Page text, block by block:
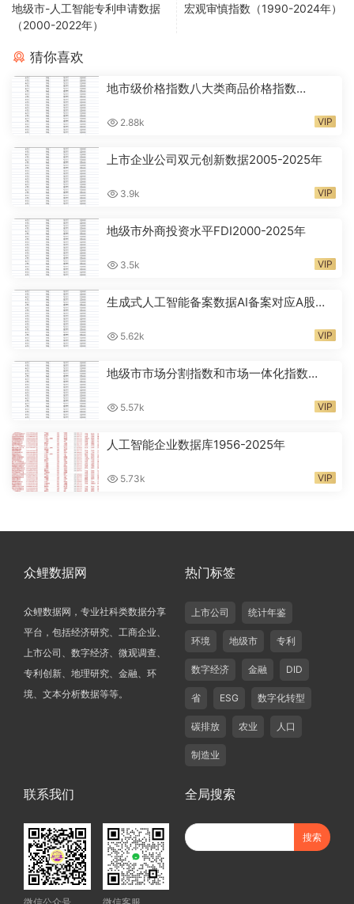
地级市-人工智能专利申请数据
（2000-2022年）
宏观审慎指数（1990-2024年）
猜你喜欢
地市级价格指数八大类商品价格指数
2.88k VIP
上市企业公司双元创新数据2005-2025年
3.9k VIP
地级市外商投资水平FDI2000-2025年
3.5k VIP
生成式人工智能备案数据AI备案对应A股代
5.62k VIP
地级市市场分割指数和市场一体化指数
5.57k VIP
人工智能企业数据库1956-2025年
5.73k VIP
众鲤数据网
众鲤数据网，专业社科类数据分享
平台，包括经济研究、工商企业、
上市公司、数字经济、微观调查、
专利创新、地理研究、金融、环
境、文本分析数据等等。
热门标签
上市公司 统计年鉴
环境 地级市 专利
数字经济 金融 DID
省 ESG 数字化转型
碳排放 农业 人口
制造业
联系我们 全局搜索